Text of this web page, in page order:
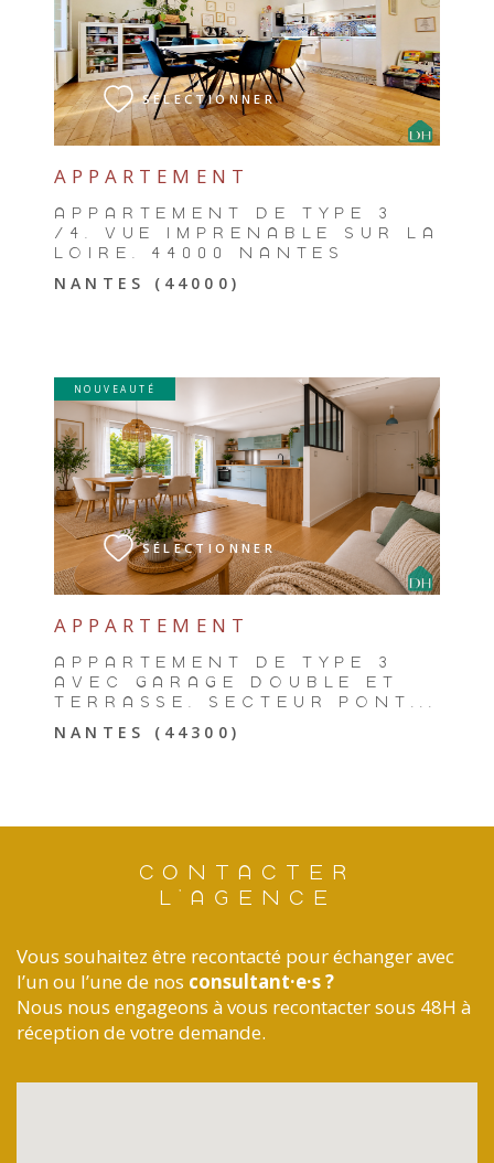
APPARTEMENT
APPARTEMENT DE TYPE 3
/4, VUE IMPRENABLE SUR LA
LOIRE, 44000 NANTES
NANTES (44000)
SÉLECTIONNER
VOIR LE BIEN
APPARTEMENT
APPARTEMENT DE TYPE 3
AVEC GARAGE DOUBLE ET
TERRASSE, SECTEUR PONT...
NANTES (44300)
NOUVEAUTÉ
SÉLECTIONNER
VOIR LE BIEN
CONTACTER
L'AGENCE
Vous souhaitez être recontacté pour échanger avec
l’un ou l’une de nos consultant·e·s ?
Nous nous engageons à vous recontacter sous 48H à
réception de votre demande.